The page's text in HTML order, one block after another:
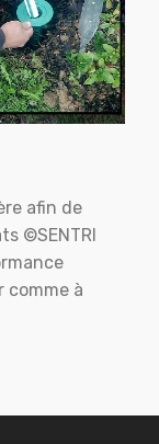
afin de
©SENTRI
comme à